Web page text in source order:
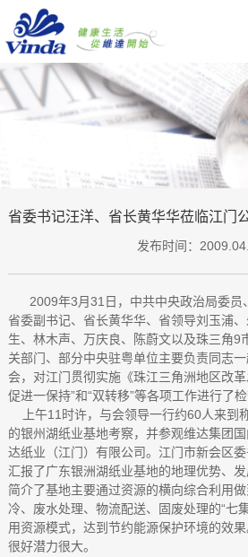
省委书记汪洋、省长黄华华莅临江门
发布时间：
2009年3月31日，中共中央政治局委员
省委副书记、省长黄华华、省领导刘玉浦
生、林木声、万庆良、陈蔚文以及珠三角9
关部门、部分中央驻粤单位主要负责同志
会，对江门贯彻实施《珠江三角洲地区改
促进一保持”和“双转移”等各项工作进行了检
上午11时许，与会领导一行约60人来到
的银州湖纸业基地考察，并参观维达集团
达纸业（江门）有限公司。江门市新会区
汇报了广东银洲湖纸业基地的地理优势、发
简介了基地主要通过资源的横向综合利用
冷、废水处理、物流配送、固废处理的“七
用资源模式，达到节约能源保护环境的效
很好潜力很大。